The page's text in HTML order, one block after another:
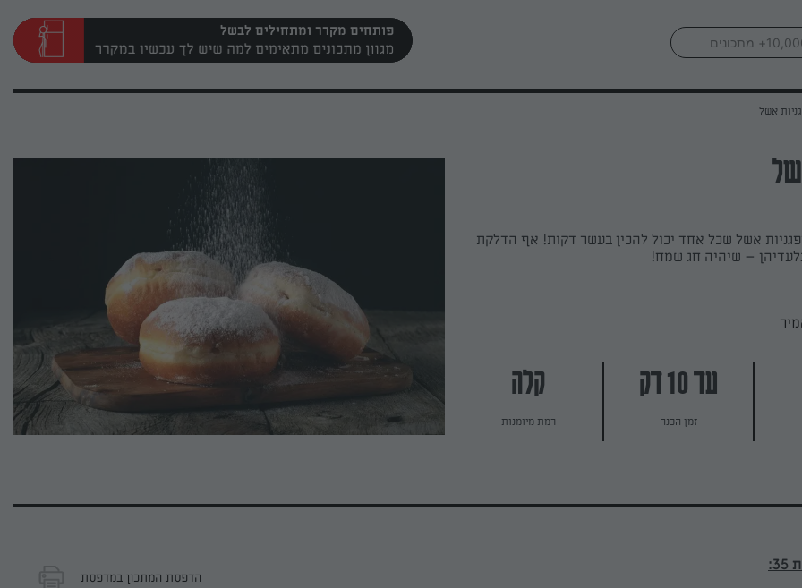
פותחים מקרר ומתחילים לבשל
אשל
אשל שכל אחד יכול להכין בעשר דקות! אף הדלקת
– שיהיה חג שמח!
עד 10 דק
זמן הכנה
קלה
רמת מיומנות
הדפסת המתכון במדפסת